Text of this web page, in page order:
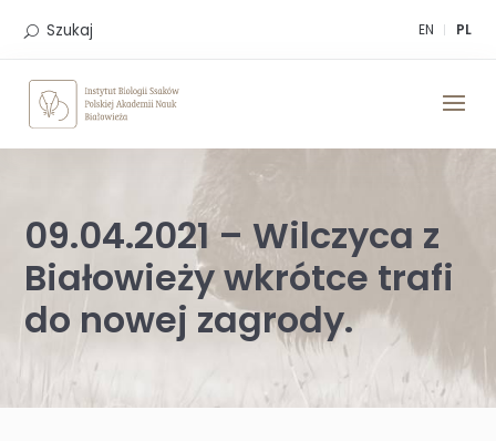
EN PL
Szukaj
09.04.2021 – Wilczyca z
Białowieży wkrótce trafi
do nowej zagrody.